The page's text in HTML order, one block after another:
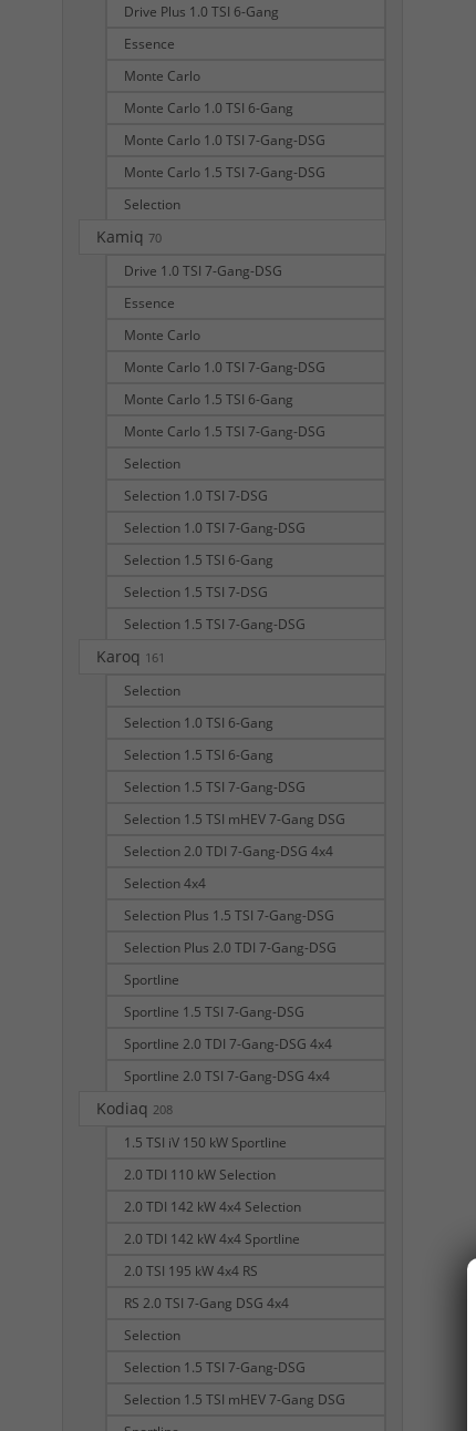
Drive Plus 1.0 TSI 6-Gang
Essence
Monte Carlo
Monte Carlo 1.0 TSI 6-Gang
Monte Carlo 1.0 TSI 7-Gang-DSG
Monte Carlo 1.5 TSI 7-Gang-DSG
Selection
Kamiq 70
Drive 1.0 TSI 7-Gang-DSG
Essence
Monte Carlo
Monte Carlo 1.0 TSI 7-Gang-DSG
Monte Carlo 1.5 TSI 6-Gang
Monte Carlo 1.5 TSI 7-Gang-DSG
Selection
Selection 1.0 TSI 7-DSG
Selection 1.0 TSI 7-Gang-DSG
Selection 1.5 TSI 6-Gang
Selection 1.5 TSI 7-DSG
Selection 1.5 TSI 7-Gang-DSG
Karoq 161
Selection
Selection 1.0 TSI 6-Gang
Selection 1.5 TSI 6-Gang
Selection 1.5 TSI 7-Gang-DSG
Selection 1.5 TSI mHEV 7-Gang DSG
Selection 2.0 TDI 7-Gang-DSG 4x4
Selection 4x4
Selection Plus 1.5 TSI 7-Gang-DSG
Selection Plus 2.0 TDI 7-Gang-DSG
Sportline
Sportline 1.5 TSI 7-Gang-DSG
Sportline 2.0 TDI 7-Gang-DSG 4x4
Sportline 2.0 TSI 7-Gang-DSG 4x4
Kodiaq 208
1.5 TSI iV 150 kW Sportline
2.0 TDI 110 kW Selection
2.0 TDI 142 kW 4x4 Selection
2.0 TDI 142 kW 4x4 Sportline
2.0 TSI 195 kW 4x4 RS
RS 2.0 TSI 7-Gang DSG 4x4
Selection
Selection 1.5 TSI 7-Gang-DSG
Selection 1.5 TSI mHEV 7-Gang DSG